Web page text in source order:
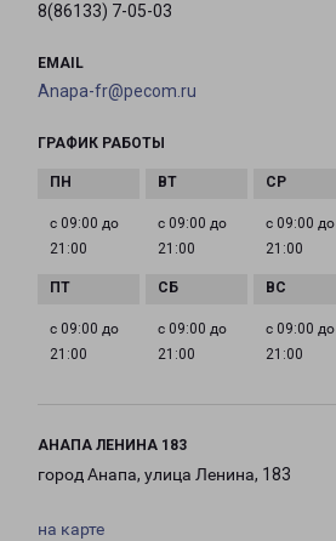
8(86133) 7-05-03
EMAIL
Anapa-fr@pecom.ru
ГРАФИК РАБОТЫ
с 09:00 до
21:00
с 09:00 до
21:00
с 09:00 до
21:00
с 09:00 до
21:00
с 09:00 до
21:00
с 09:00 до
21:00
АНАПА ЛЕНИНА 183
город Анапа, улица Ленина, 183
на карте